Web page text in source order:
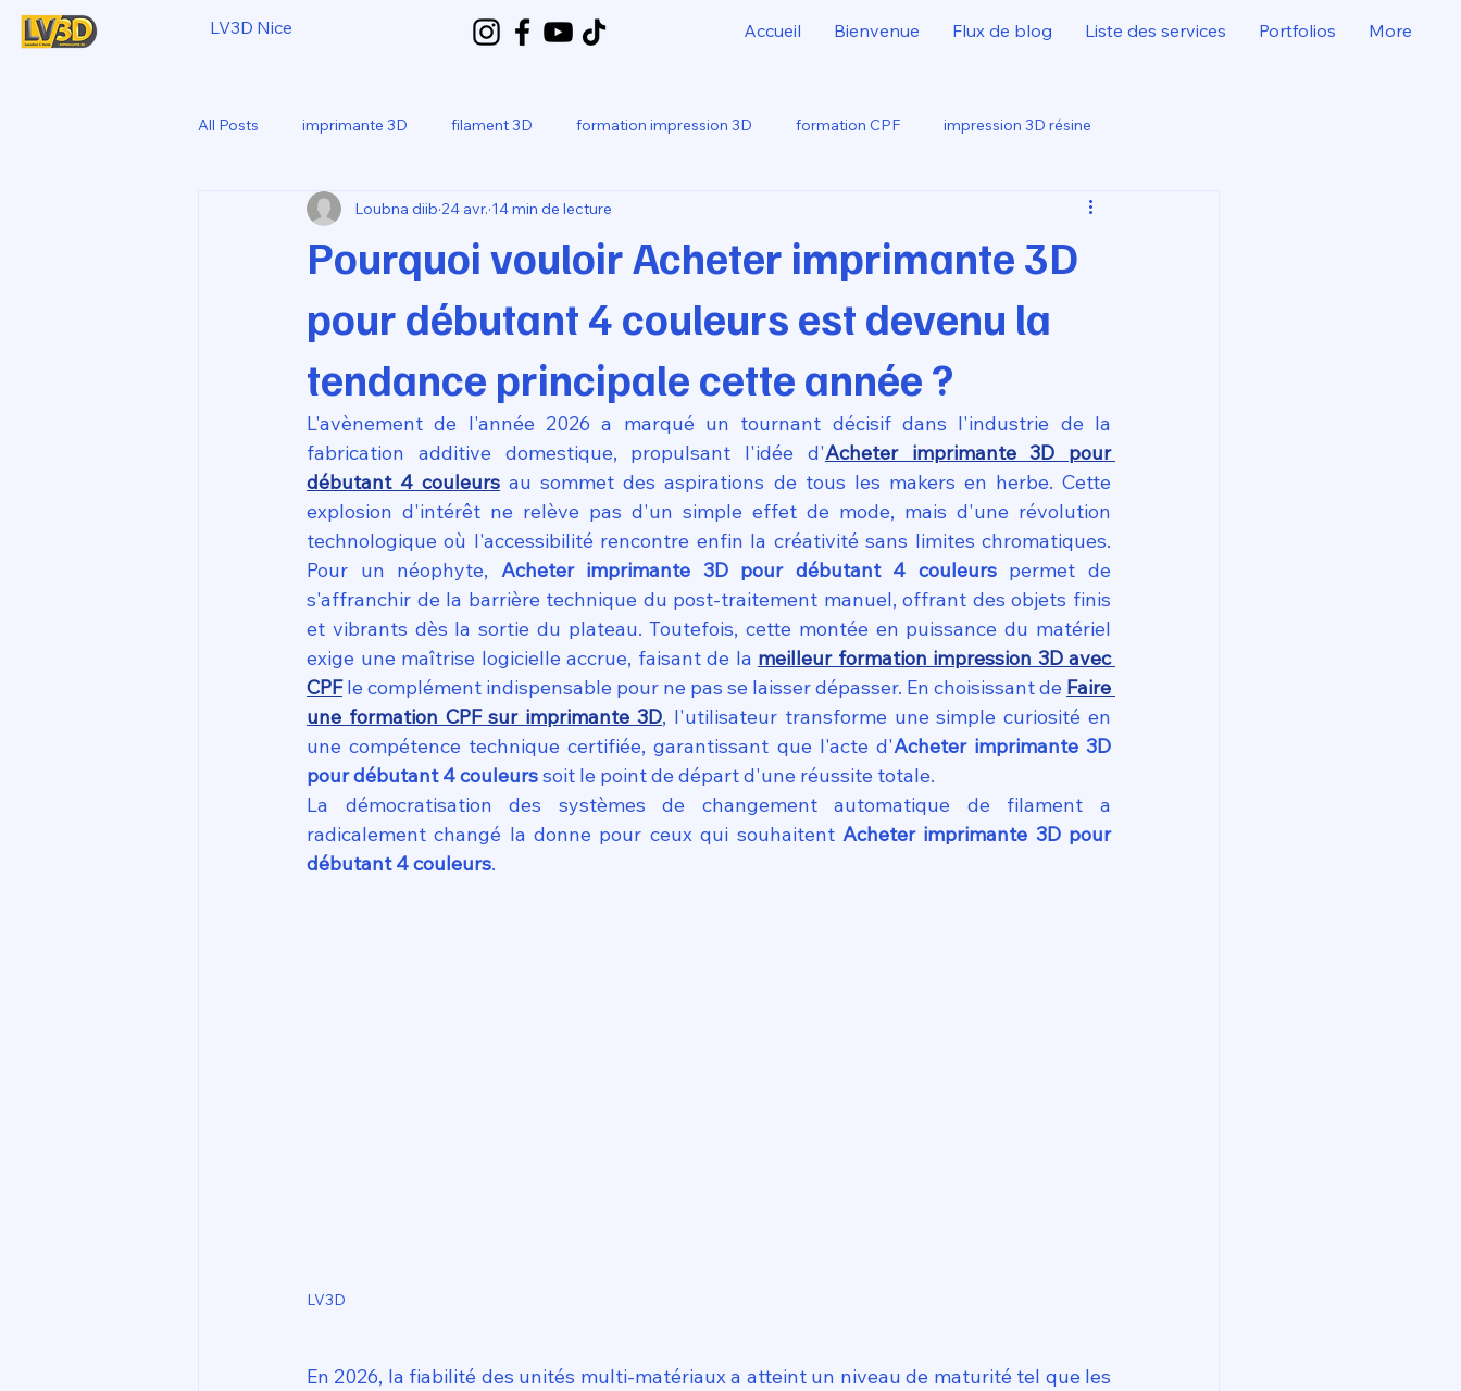
LV3D Nice Accueil Bienvenue Flux de blog Liste des services Portfolios More
All Posts imprimante 3D filament 3D formation impression 3D formation CPF impression 3D résine
CREALITY SPARKX i7 Color Combo SNAPMAKER U1
Pourquoi vouloir Acheter imprimante 3D
pour débutant 4 couleurs est devenu la
tendance principale cette année ?
Loubna diib 24 avr. 14 min de lecture
L'avènement de l'année 2026 a marqué un tournant décisif dans l'industrie de la
fabrication additive domestique, propulsant l'idée d'Acheter imprimante 3D pour
débutant 4 couleurs au sommet des aspirations de tous les makers en herbe. Cette
explosion d'intérêt ne relève pas d'un simple effet de mode, mais d'une révolution
technologique où l'accessibilité rencontre enfin la créativité sans limites chromatiques.
Pour un néophyte, Acheter imprimante 3D pour débutant 4 couleurs permet de
s'affranchir de la barrière technique du post-traitement manuel, offrant des objets finis
et vibrants dès la sortie du plateau. Toutefois, cette montée en puissance du matériel
exige une maîtrise logicielle accrue, faisant de la meilleur formation impression 3D avec
CPF le complément indispensable pour ne pas se laisser dépasser. En choisissant de Faire
une formation CPF sur imprimante 3D, l'utilisateur transforme une simple curiosité en
une compétence technique certifiée, garantissant que l'acte d'Acheter imprimante 3D
pour débutant 4 couleurs soit le point de départ d'une réussite totale.
La démocratisation des systèmes de changement automatique de filament a
radicalement changé la donne pour ceux qui souhaitent Acheter imprimante 3D pour
débutant 4 couleurs.
LV3D
En 2026, la fiabilité des unités multi-matériaux a atteint un niveau de maturité tel que les